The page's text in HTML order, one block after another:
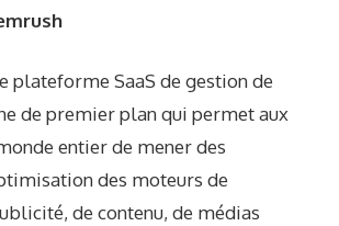
plateforme SaaS de gestion de
de premier plan qui permet aux
entier de mener des
des moteurs de
de contenu, de médias